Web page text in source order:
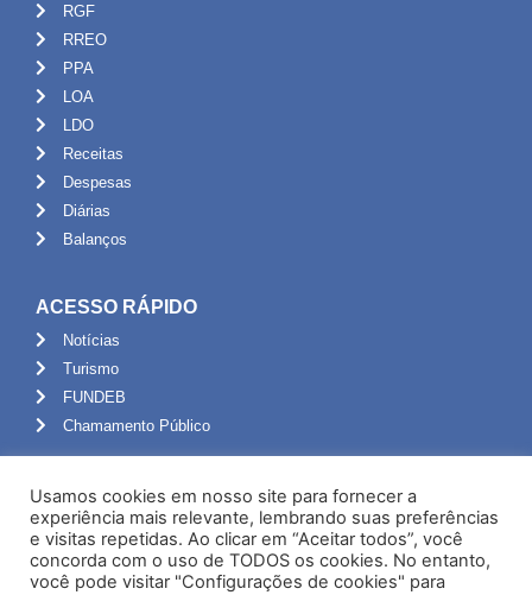
RGF
RREO
PPA
LOA
LDO
Receitas
Despesas
Diárias
Balanços
ACESSO RÁPIDO
Notícias
Turismo
FUNDEB
Chamamento Público
Portal do Servidor
Webmail
Administração
Usamos cookies em nosso site para fornecer a
experiência mais relevante, lembrando suas preferências
e visitas repetidas. Ao clicar em “Aceitar todos”, você
concorda com o uso de TODOS os cookies. No entanto,
você pode visitar "Configurações de cookies" para